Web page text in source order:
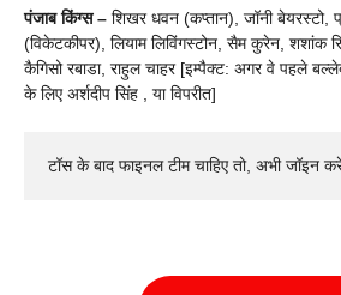
पंजाब किंग्स – शिखर धवन (कप्तान), जॉनी बेयरस्टो,
(विकेटकीपर), लियाम लिविंगस्टोन, सैम कुरेन, शशांक
कैगिसो रबाडा, राहुल चाहर [इम्पैक्ट: अगर वे पहले
के लिए अर्शदीप सिंह , या विपरीत]
टॉस के बाद फाइनल टीम चाहिए तो, अभी